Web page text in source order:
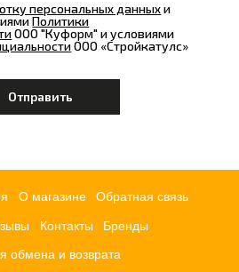
персональных данныхи
Политики
ООО "Куформ" и условиями
ООО «Стройкатулс»
О магазине Обратная связь
Контакты Бренды
обмена и возврата